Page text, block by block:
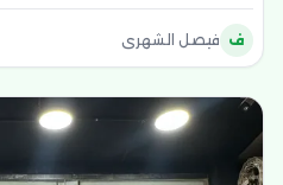
ف فيصل الشهري